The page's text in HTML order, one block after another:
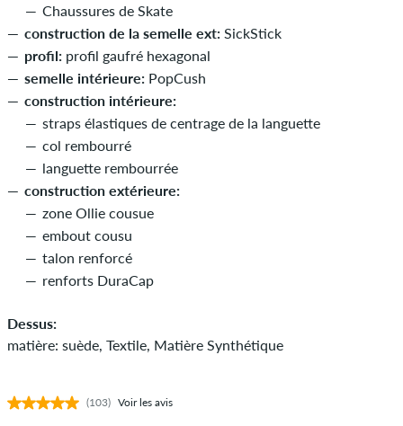
Chaussures de Skate
construction de la semelle ext: SickStick
profil: profil gaufré hexagonal
semelle intérieure: PopCush
construction intérieure:
straps élastiques de centrage de la languette
col rembourré
languette rembourrée
construction extérieure:
zone Ollie cousue
embout cousu
talon renforcé
renforts DuraCap
Dessus:
matière: suède, Textile, Matière Synthétique
(103) Voir les avis